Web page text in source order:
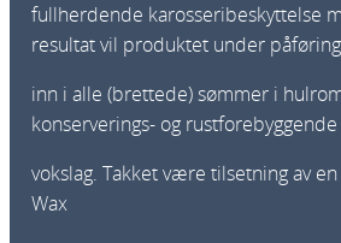
fullherdende karosseribeskyttelse
resultat vil produktet under
inn i alle (brettede) sømmer i
konserverings- og rustforebyggende
vokslag. Takket være tilsetning av
Wax